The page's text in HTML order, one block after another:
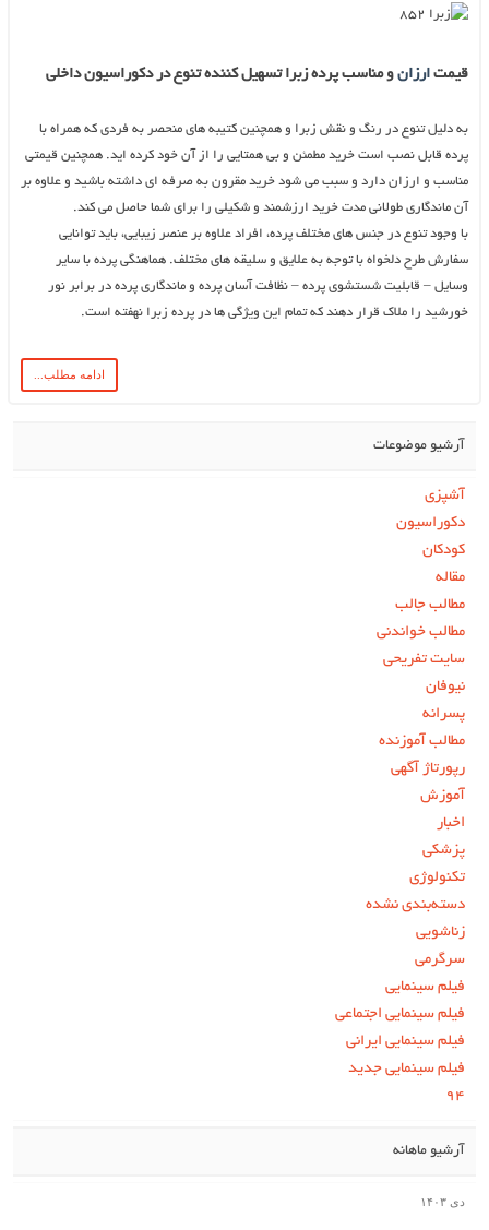
قیمت ارزانو مناسب پرده زبرا تسهیل کننده تنوع در دکوراسیون داخلی
به دلیل تنوع در رنگ و نقش زبرا و همچنین کتیبه های منحصر به فردی که همراه با
پرده قابل نصب است خرید مطمئن و بی همتایی را از آن خود کرده اید. همچنین قیمتی
مناسب و ارزان دارد و سبب می شود خرید مقرون به صرفه ای داشته باشید و علاوه بر
آن ماندگاری طولانی مدت خرید ارزشمند و شکیلی را برای شما حاصل می کند.
با وجود تنوع در جنس های مختلف پرده، افراد علاوه بر عنصر زیبایی، باید توانایی
سفارش طرح دلخواه با توجه به علایق و سلیقه های مختلف. هماهنگی پرده با سایر
وسایل – قابلیت شستشوی پرده – نظافت آسان پرده و ماندگاری پرده در برابر نور
خورشید را ملاک قرار دهند که تمام این ویژگی ها در پرده زبرا نهفته است.
ادامه مطلب...
آرشیو موضوعات
آشپزی
دکوراسیون
کودکان
مقاله
مطالب جالب
مطالب خواندنی
سایت تفریحی
نیوفان
پسرانه
مطالب آموزنده
رپورتاژ آگهی
آموزش
اخبار
پزشکی
تکنولوژی
دسته‌بندی نشده
زناشویی
سرگرمی
فیلم سینمایی
فیلم سینمایی اجتماعی
فیلم سینمایی ایرانی
فیلم سینمایی جدید
۹۴
آرشیو ماهانه
دی ۱۴۰۳